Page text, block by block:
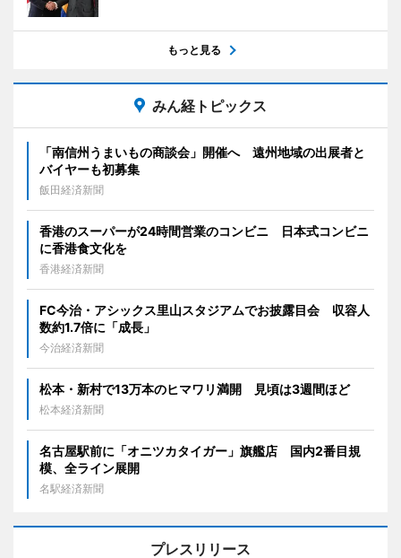
もっと見る
みん経トピックス
「南信州うまいもの商談会」開催へ 遠州地域の出展者と
バイヤーも初募集
飯田経済新聞
香港のスーパーが24時間営業のコンビニ 日本式コンビニ
に香港食文化を
香港経済新聞
FC今治・アシックス里山スタジアムでお披露目会 収容人
数約1.7倍に「成長」
今治経済新聞
松本・新村で13万本のヒマワリ満開 見頃は3週間ほど
松本経済新聞
名古屋駅前に「オニツカタイガー」旗艦店 国内2番目規
模、全ライン展開
名駅経済新聞
プレスリリース